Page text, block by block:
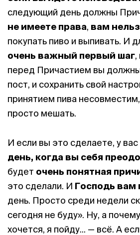
следующий день должны
не имеете права, вам
покупать пиво и выпивать. И
очень важный первый шаг,
перед Причастием вы
пост, и сохранить свой
принятием пива
просто мешать.
И если вы это сделаете, у
день, когда вы себя
будет очень понятная
это сделали. И Господь
день. Просто среди недели
сегодня не буду». Ну, а
хочется, я пойду... — всё. А